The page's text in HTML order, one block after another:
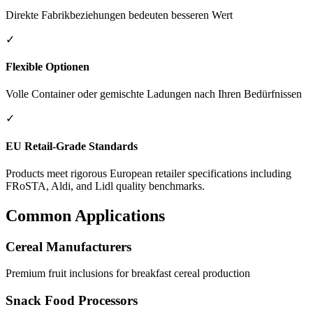
Direkte Fabrikbeziehungen bedeuten besseren Wert
✓
Flexible Optionen
Volle Container oder gemischte Ladungen nach Ihren Bedürfnissen
✓
EU Retail-Grade Standards
Products meet rigorous European retailer specifications including
FRoSTA, Aldi, and Lidl quality benchmarks.
Common Applications
Cereal Manufacturers
Premium fruit inclusions for breakfast cereal production
Snack Food Processors